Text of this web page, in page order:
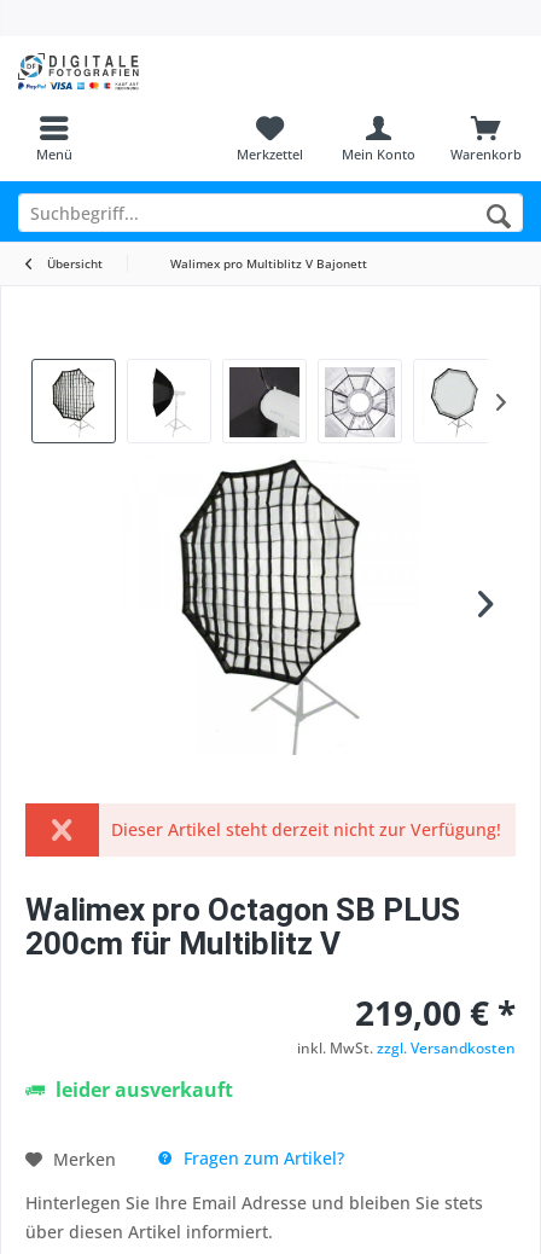
Menü Warenkorb
Merkzettel Mein Konto
Übersicht Walimex pro Multiblitz V Bajonett
Dieser Artikel steht derzeit nicht zur Verfügung!
Walimex pro Octagon SB PLUS
200cm für Multiblitz V
219,00 € *
inkl. MwSt.zzgl. Versandkosten
leider ausverkauft
Merken
Fragen zum Artikel?
Hinterlegen Sie Ihre Email Adresse und bleiben Sie stets
über diesen Artikel informiert.